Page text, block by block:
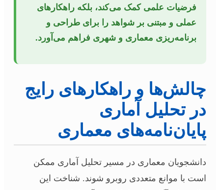
فرضیات علمی کمک می‌کند، بلکه راهکارهای
عملی و مبتنی بر شواهد را برای طراحی و
برنامه‌ریزی معماری و شهری فراهم می‌آورد.
چالش‌ها و راهکارهای رایج
در تحلیل آماری
پایان‌نامه‌های معماری
دانشجویان معماری در مسیر تحلیل آماری ممکن
است با موانع متعددی روبرو شوند. شناخت این